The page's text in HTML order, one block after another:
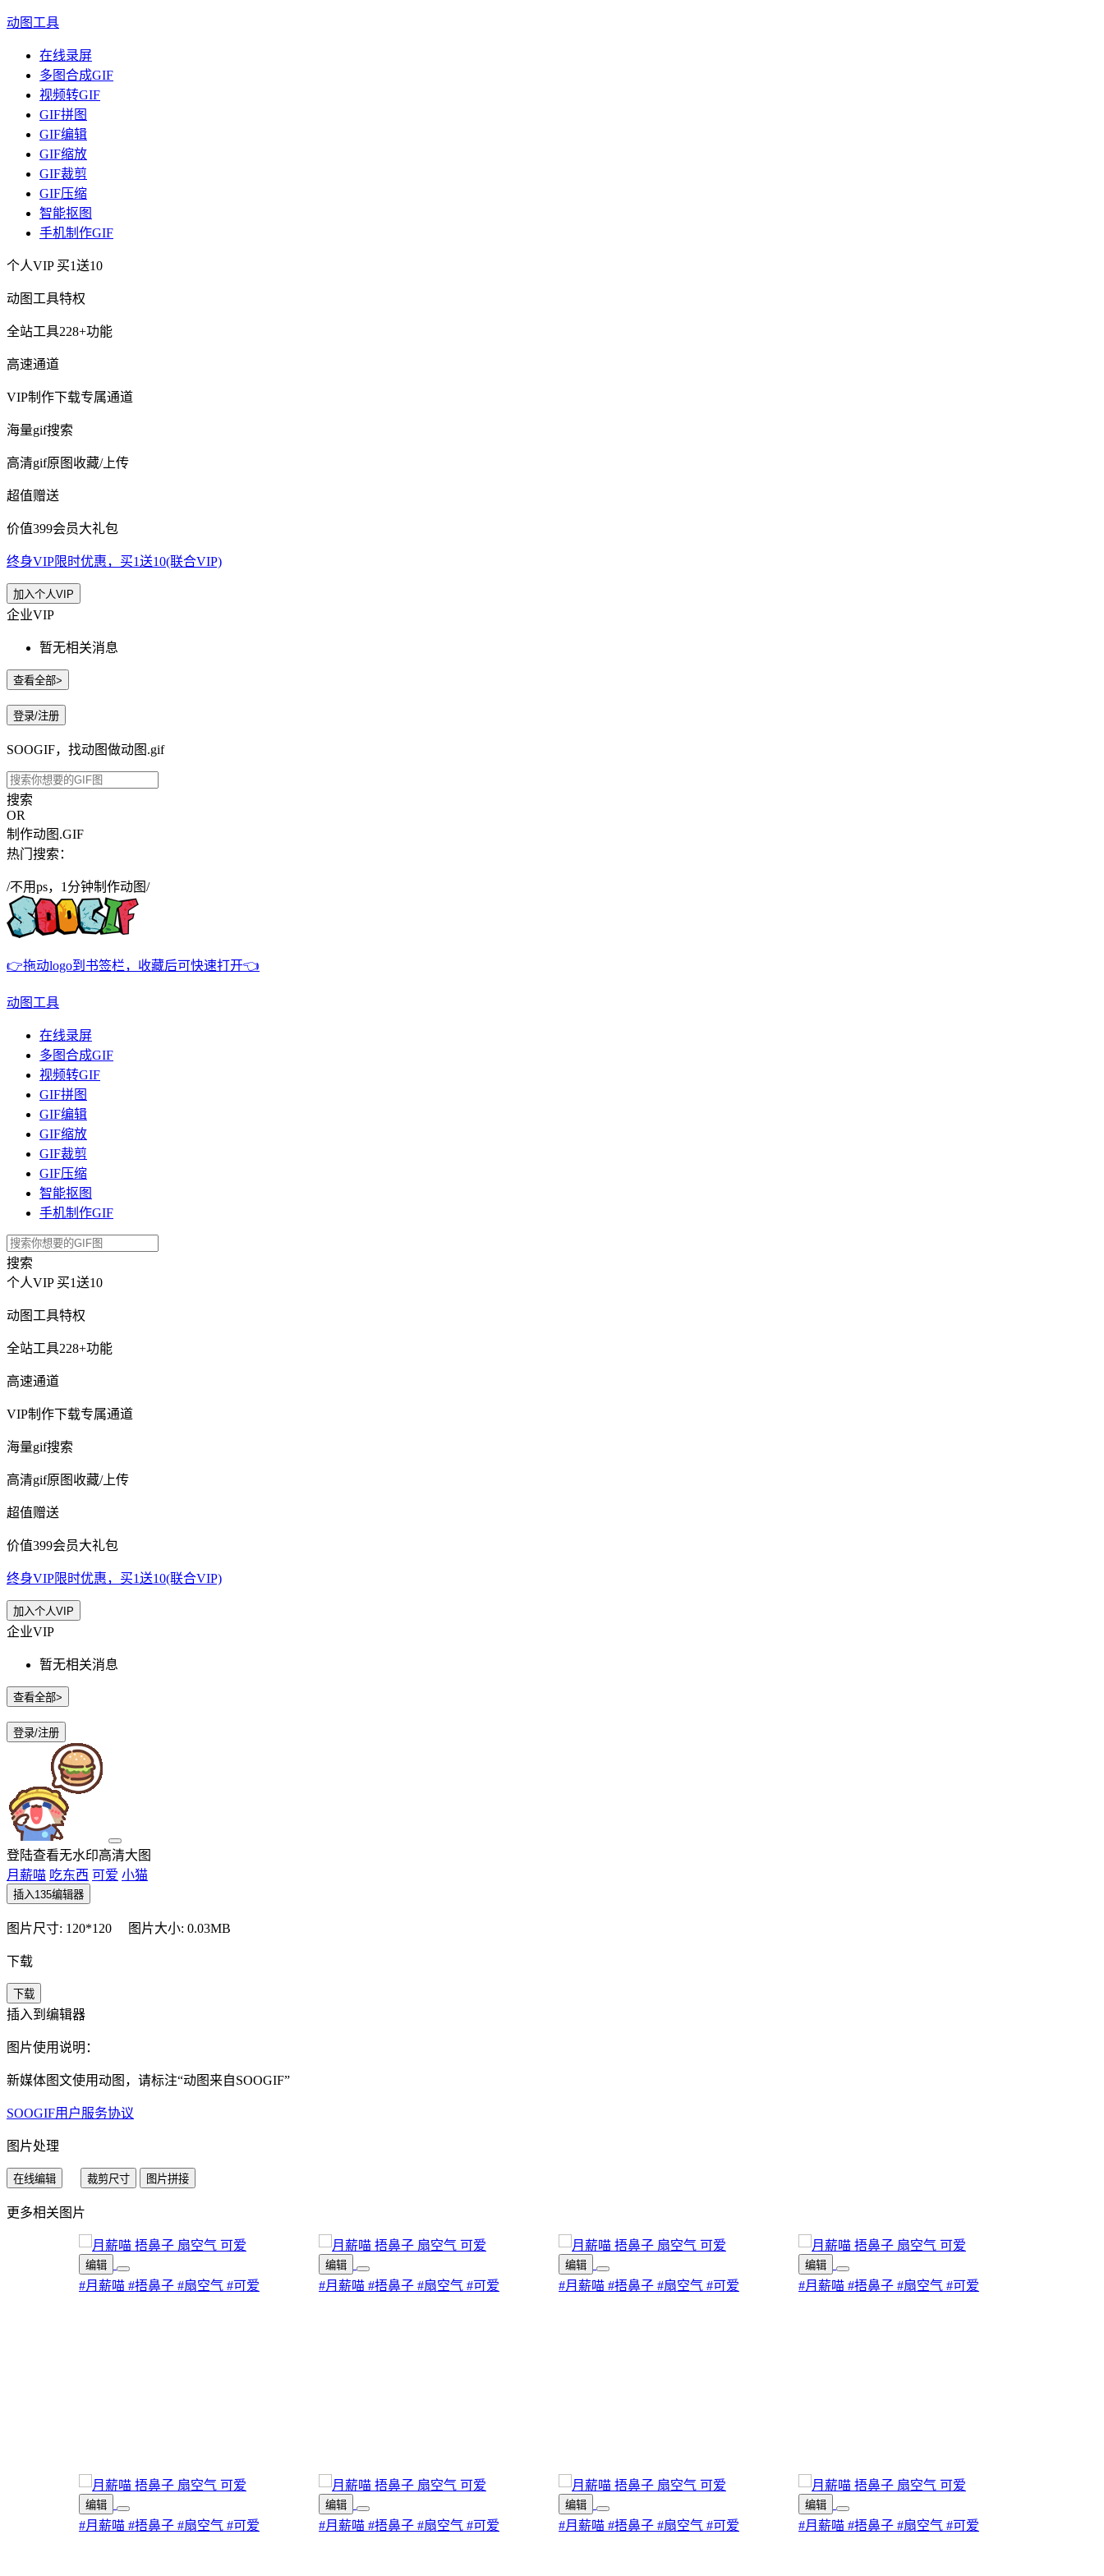
动图工具
在线录屏
多图合成GIF
视频转GIF
GIF拼图
GIF编辑
GIF缩放
GIF裁剪
GIF压缩
智能抠图
手机制作GIF
个人VIP 买1送10
动图工具特权
全站工具228+功能
高速通道
VIP制作下载专属通道
海量gif搜索
高清gif原图收藏/上传
超值赠送
价值399会员大礼包
终身VIP限时优惠，买1送10(联合VIP)
加入个人VIP
企业VIP
暂无相关消息
查看全部>
登录/注册
SOOGIF，找动图做动图.gif
搜索
OR
制作动图.GIF
热门搜索：
/不用ps，1分钟制作动图/
👉拖动logo到书签栏，收藏后可快速打开👈
动图工具
在线录屏
多图合成GIF
视频转GIF
GIF拼图
GIF编辑
GIF缩放
GIF裁剪
GIF压缩
智能抠图
手机制作GIF
搜索
个人VIP 买1送10
动图工具特权
全站工具228+功能
高速通道
VIP制作下载专属通道
海量gif搜索
高清gif原图收藏/上传
超值赠送
价值399会员大礼包
终身VIP限时优惠，买1送10(联合VIP)
加入个人VIP
企业VIP
暂无相关消息
查看全部>
登录/注册
登陆查看无水印高清大图
月薪喵 吃东西 可爱 小猫
插入135编辑器
图片尺寸: 120*120 图片大小: 0.03MB
下载
下载
插入到编辑器
图片使用说明：
新媒体图文使用动图，请标注“动图来自SOOGIF”
SOOGIF用户服务协议
图片处理
在线编辑 裁剪尺寸 图片拼接
更多相关图片
编辑
#月薪喵 #捂鼻子 #扇空气 #可爱
编辑
#月薪喵 #捂鼻子 #扇空气 #可爱
编辑
#月薪喵 #捂鼻子 #扇空气 #可爱
编辑
#月薪喵 #捂鼻子 #扇空气 #可爱
编辑
#月薪喵 #捂鼻子 #扇空气 #可爱
编辑
#月薪喵 #捂鼻子 #扇空气 #可爱
编辑
#月薪喵 #捂鼻子 #扇空气 #可爱
编辑
#月薪喵 #捂鼻子 #扇空气 #可爱